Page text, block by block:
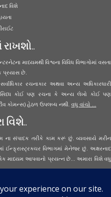
વિશે
માધ્યમથી વિશ્વના વિવિધ વિભાગોમાં વસતા
પ્રયાસ છે.
રચનાકાર અથવા અન્ય અધિકારધારી
કોઈ પણ રચના કે અન્ય લેખો કોઈ પણ
કોમન્સ) હેઠળ ઉપલબ્ધ નથી. વધુ વાંચો ...
વિશે..
સંપાદક તરીકે કામ કરૂં છું. વ્યવસાયે મરીન
ઈન્ફ્રાસ્ટ્રક્ચર વિભાગમાં મેનેજર છું. અક્ષરનાદ
માધ્યમ આપવાનો પ્રયત્ન છે... અમારા વિશે વધુ
Assurance